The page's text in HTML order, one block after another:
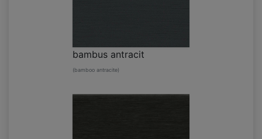
bambus antracit
(bamboo antracite)